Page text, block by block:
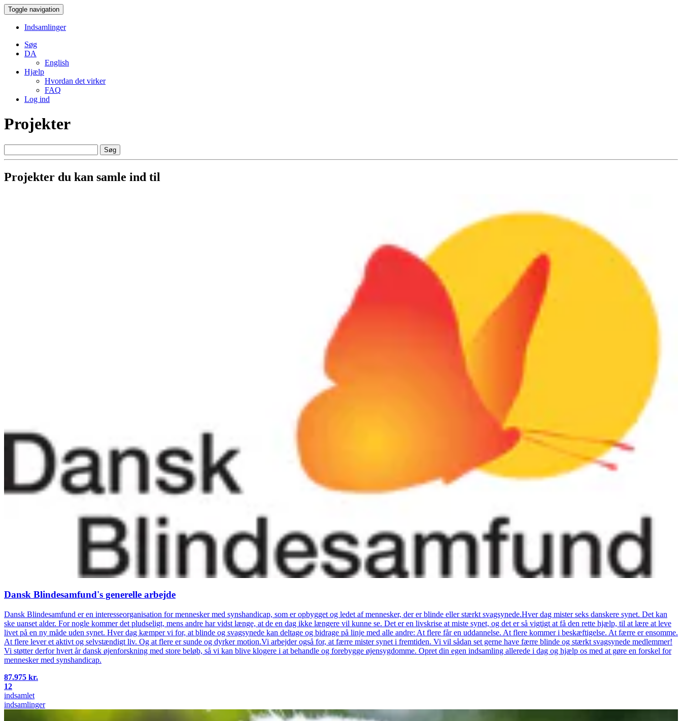
Toggle navigation
Indsamlinger
Søg
DA
English
Hjælp
Hvordan det virker
FAQ
Log ind
Projekter
Søg
Projekter du kan samle ind til
Dansk Blindesamfund's generelle arbejde
Dansk Blindesamfund er en interesseorganisation for mennesker med synshandicap, som er opbygget og ledet af mennesker, der er blinde eller stærkt svagsynede.Hver dag mister seks danskere synet. Det kan
ske uanset alder. For nogle kommer det pludseligt, mens andre har vidst længe, at de en dag ikke længere vil kunne se. Det er en livskrise at miste synet, og det er så vigtigt at få den rette hjælp, til at lære at leve
livet på en ny måde uden synet. Hver dag kæmper vi for, at blinde og svagsynede kan deltage og bidrage på linje med alle andre: At flere får en uddannelse. At flere kommer i beskæftigelse. At færre er ensomme.
At flere lever et aktivt og selvstændigt liv. Og at flere er sunde og dyrker motion.Vi arbejder også for, at færre mister synet i fremtiden. Vi vil sådan set gerne have færre blinde og stærkt svagsynede medlemmer!
Vi støtter derfor hvert år dansk øjenforskning med store beløb, så vi kan blive klogere i at behandle og forebygge øjensygdomme. Opret din egen indsamling allerede i dag og hjælp os med at gøre en forskel for
mennesker med synshandicap.
87.975 kr.
12
indsamlet
indsamlinger